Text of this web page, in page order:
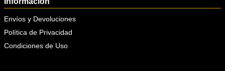
Envíos y Devoluciones
Política de Privacidad
Condiciones de Uso